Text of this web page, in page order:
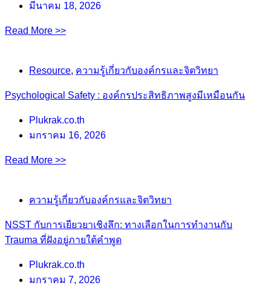
มีนาคม 18, 2026
Read More >>
Resource, ความรู้เกี่ยวกับองค์กรและจิตวิทยา
Psychological Safety : องค์กรประสิทธิภาพสูงมีเหมือนกัน
Plukrak.co.th
มกราคม 16, 2026
Read More >>
ความรู้เกี่ยวกับองค์กรและจิตวิทยา
NSST กับการเยียวยาเชิงลึก: ทางเลือกในการทำงานกับ
Trauma ที่ฝังอยู่ภายใต้คำพูด
Plukrak.co.th
มกราคม 7, 2026